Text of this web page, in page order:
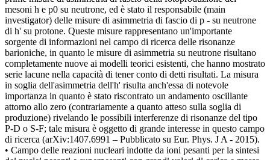
mesoni h e p0 su neutrone, ed è stato il responsabile (main
investigator) delle misure di asimmetria di fascio di p - su neutrone
di h' su protone. Queste misure rappresentano un'importante
sorgente di informazioni nel campo di ricerca delle risonanze
barioniche, in quanto le misure di asimmetria su neutrone risultano
completamente nuove ai modelli teorici esistenti, che hanno mostrato
serie lacune nella capacità di tener conto di detti risultati. La misura
in soglia dell'asimmetria dell'h' risulta anch'essa di notevole
importanza in quanto è stato riscontrato un andamento oscillante
attorno allo zero (contrariamente a quanto atteso sulla soglia di
produzione) rivelando le possibili interferenze di risonanze del tipo
P-D o S-F; tale misura è oggetto di grande interesse in questo campo
di ricerca (arXiv:1407.6991 – Pubblicato su Eur. Phys. J A - 2015).
• Campo delle reazioni nucleari indotte da ioni pesanti per la sintesi